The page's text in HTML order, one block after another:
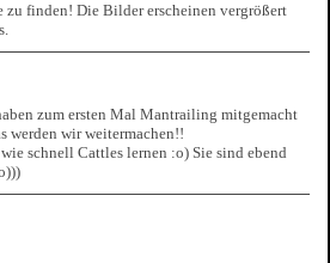
finden! Die Bilder erscheinen vergrößert
zum ersten Mal Mantrailing mitgemacht
werden wir weitermachen!!
schnell Cattles lernen :o) Sie sind ebend